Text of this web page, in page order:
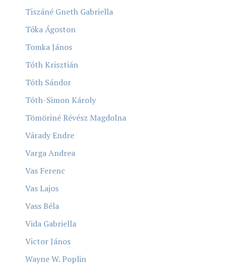
Tiszáné Gneth Gabriella
Tóka Ágoston
Tomka János
Tóth Krisztián
Tóth Sándor
Tóth-Simon Károly
Tömöriné Révész Magdolna
Várady Endre
Varga Andrea
Vas Ferenc
Vas Lajos
Vass Béla
Vida Gabriella
Victor János
Wayne W. Poplin